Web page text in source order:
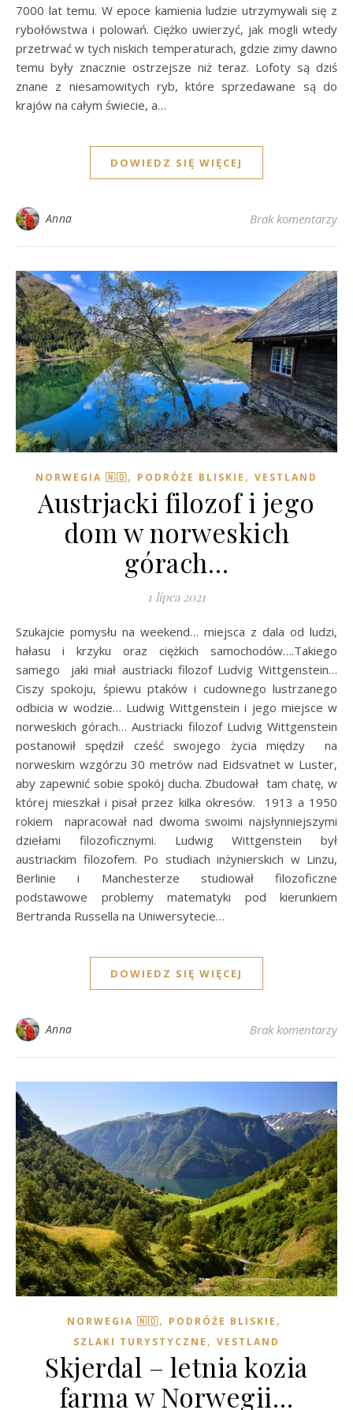
7000 lat temu. W epoce kamienia ludzie utrzymywali się z
rybołówstwa i polowań. Ciężko uwierzyć, jak mogli wtedy
przetrwać w tych niskich temperaturach, gdzie zimy dawno
temu były znacznie ostrzejsze niż teraz. Lofoty są dziś
znane z niesamowitych ryb, które sprzedawane są do
krajów na całym świecie, a…
DOWIEDZ SIĘ WIĘCEJ
Anna Brak komentarzy
NORWEGIA 🇳🇴, PODRÓŻE BLISKIE , VESTLAND
Austrjacki filozof i jego
dom w norweskich
górach…
1 lipca 2021
Szukajcie pomysłu na weekend… miejsca z dala od ludzi,
hałasu i krzyku oraz ciężkich samochodów….Takiego
samego jaki miał austriacki filozof Ludvig Wittgenstein…
Ciszy spokoju, śpiewu ptaków i cudownego lustrzanego
odbicia w wodzie… Ludwig Wittgenstein i jego miejsce w
norweskich górach… Austriacki filozof Ludvig Wittgenstein
postanowił spędził cześć swojego życia między na
norweskim wzgórzu 30 metrów nad Eidsvatnet w Luster,
aby zapewnić sobie spokój ducha. Zbudował tam chatę, w
której mieszkał i pisał przez kilka okresów. 1913 a 1950
rokiem napracował nad dwoma swoimi najsłynniejszymi
dziełami filozoficznymi. Ludwig Wittgenstein był
austriackim filozofem. Po studiach inżynierskich w Linzu,
Berlinie i Manchesterze studiował filozoficzne
podstawowe problemy matematyki pod kierunkiem
Bertranda Russella na Uniwersytecie…
DOWIEDZ SIĘ WIĘCEJ
Anna Brak komentarzy
NORWEGIA 🇳🇴, PODRÓŻE BLISKIE ,
SZLAKI TURYSTYCZNE , VESTLAND
Skjerdal – letnia kozia
farma w Norwegii…